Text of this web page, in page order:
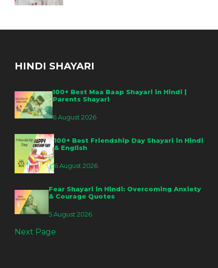
HINDI SHAYARI
100+ Best Maa Baap Shayari in Hindi |
Parents Shayari
6 August 2026
100+ Best Friendship Day Shayari in Hindi
& English
6 August 2026
Fear Shayari in Hindi: Overcoming Anxiety
& Courage Quotes
5 August 2026
Next Page